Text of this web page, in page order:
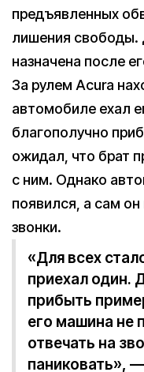
предъявленных
лишения свободы.
назначена после
За рулем Acura
автомобиле ехал
благополучно
ожидал, что брат
с ним. Однако
появился, а сам он
звонки.
«Для всех
приехал один.
прибыть
его машина не
отвечать на
паниковать», —